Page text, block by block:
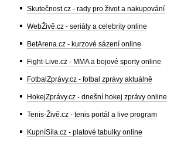
Skutečnost.cz - rady pro život a nakupování
WebŽivě.cz - seriály a celebrity online
BetArena.cz - kurzové sázení online
Fight-Live.cz - MMA a bojové sporty online
FotbalZprávy.cz - fotbal zprávy aktuálně
HokejZprávy.cz - dnešní hokej zprávy online
Tenis-Živě.cz - tenis portál a live program
KupníSíla.cz - platové tabulky online